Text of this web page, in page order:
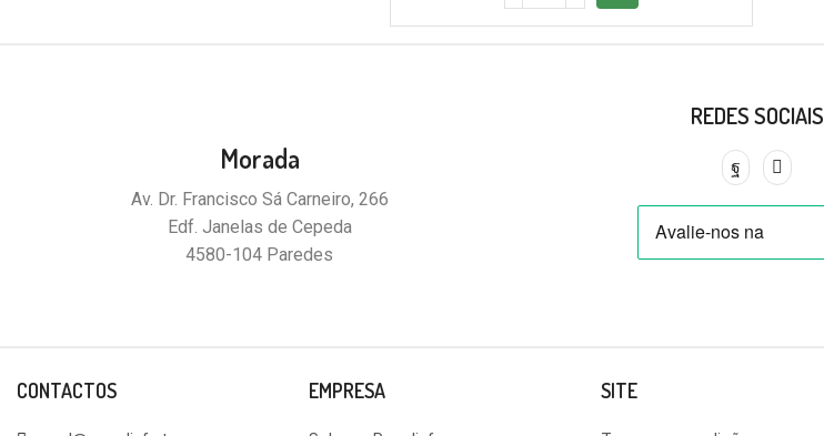
Morada
Av. Dr. Francisco Sá Carneiro, 266
Edf. Janelas de Cepeda
4580-104 Paredes
REDES SOCIAIS
CONTACTOS EMPRESA SITE